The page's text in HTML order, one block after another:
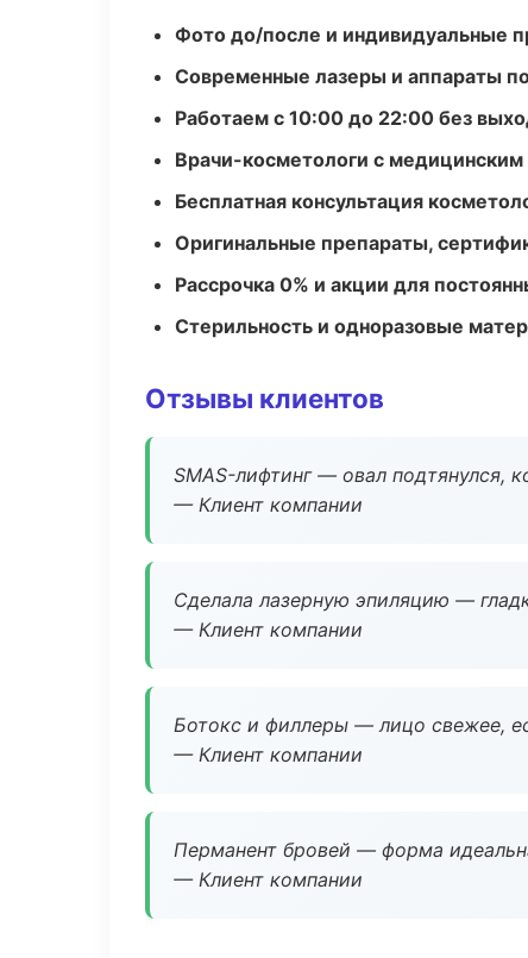
Фото до/после и индивидуальные
Современные лазеры и аппараты
Работаем с 10:00 до 22:00 без
Врачи-косметологи с медицинским
Бесплатная консультация
Оригинальные препараты,
Рассрочка 0% и акции для
Стерильность и одноразовые
Отзывы клиентов
SMAS-лифтинг — овал подтянулся,
— Клиент компании
Сделала лазерную эпиляцию —
— Клиент компании
Ботокс и филлеры — лицо свежее,
— Клиент компании
Перманент бровей — форма
— Клиент компании